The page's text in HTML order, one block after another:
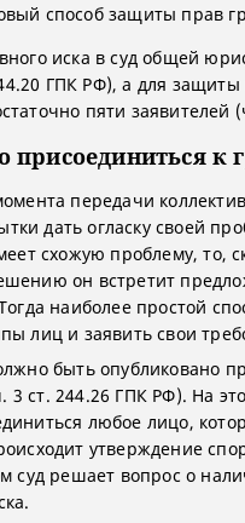
способ защиты прав
иска в суд общей
ГПК РФ), а для
пяти заявителей
к
передачи
дать огласку своей
схожую проблему, то,
он встретит
наиболее простой
лиц и заявить свои
быть опубликовано
3 ст. 244.26 ГПК РФ). На
любое лицо,
утверждение
суд решает вопрос о